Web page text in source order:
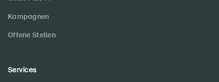
Kampagnen
Offene Stellen
Services